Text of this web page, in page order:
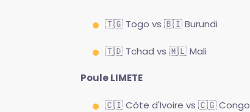
🇹🇬 Togo vs 🇧🇮 Burundi
🇹🇩 Tchad vs 🇲🇱 Mali
Poule LIMETE
🇨🇮 Côte d'Ivoire vs 🇨🇬 Congo